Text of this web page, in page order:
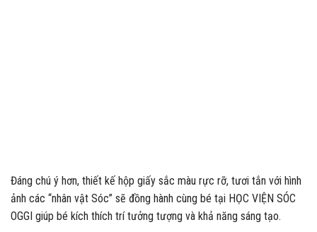
Đáng chú ý hơn, thiết kế hộp giấy sắc màu rực rỡ, tươi tắn với hình
ảnh các “nhân vật Sóc” sẽ đồng hành cùng bé tại HỌC VIỆN SÓC
OGGI giúp bé kích thích trí tưởng tượng và khả năng sáng tạo.